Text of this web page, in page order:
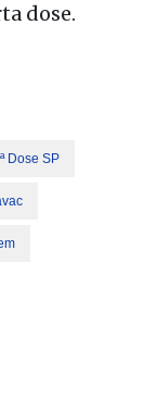
dose.
Dose SP